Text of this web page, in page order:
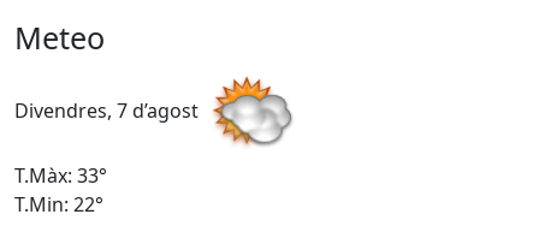
Meteo
Divendres, 7 d’agost
T.Màx: 33°
T.Min: 22°